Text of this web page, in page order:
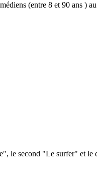
(entre 8 et 90 ans )
le second "Le surfer" et